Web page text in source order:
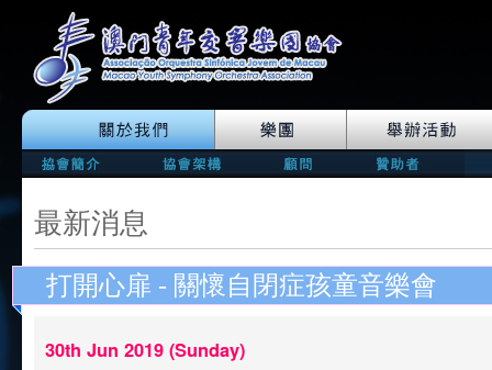
最新消息
打開心扉 - 關懷自閉症孩童音樂會
30th Jun 2019 (Sunday)